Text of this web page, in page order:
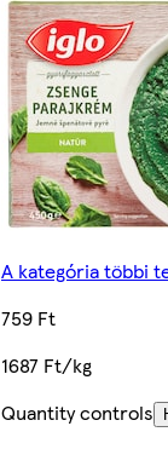
A kategória többi
759 Ft
1687 Ft/kg
Quantity controls